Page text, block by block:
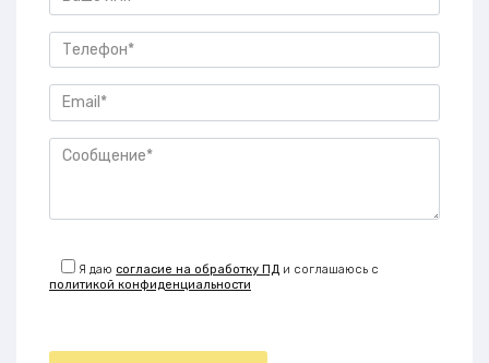
Я даюсогласие на обработку ПД и соглашаюсь с
политикой конфиденциальности